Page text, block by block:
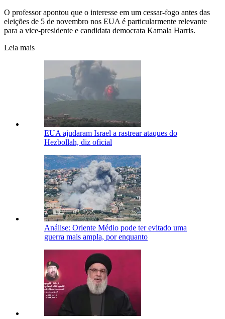
O professor apontou que o interesse em um cessar-fogo antes das
eleições de 5 de novembro nos EUA é particularmente relevante
para a vice-presidente e candidata democrata Kamala Harris.
Leia mais
EUA ajudaram Israel a rastrear ataques do
Hezbollah, diz oficial
Análise: Oriente Médio pode ter evitado uma
guerra mais ampla, por enquanto